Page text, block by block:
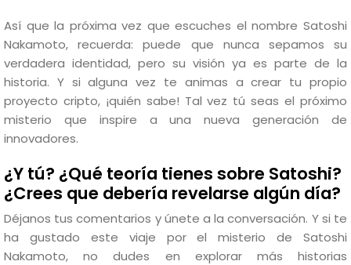
Así que la próxima vez que escuches el nombre Satoshi
Nakamoto, recuerda: puede que nunca sepamos su
verdadera identidad, pero su visión ya es parte de la
historia. Y si alguna vez te animas a crear tu propio
proyecto cripto, ¡quién sabe! Tal vez tú seas el próximo
misterio que inspire a una nueva generación de
innovadores.
¿Y tú? ¿Qué teoría tienes sobre Satoshi?
¿Crees que debería revelarse algún día?
Déjanos tus comentarios y únete a la conversación. Y si te
ha gustado este viaje por el misterio de Satoshi
Nakamoto, no dudes en explorar más historias